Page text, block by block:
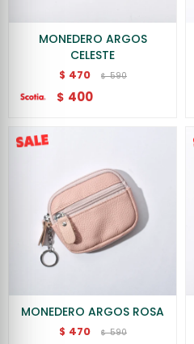
MONEDERO ARGOS
CELESTE
$ 470 $ 590
$ 400
MONEDERO ARGOS ROSA
$ 470 $ 590